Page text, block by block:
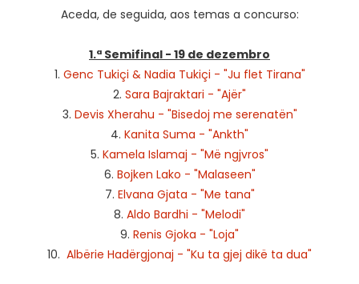
Aceda, de seguida, aos temas a concurso:
1.ª Semifinal - 19 de dezembro
1. Genc Tukiçi & Nadia Tukiçi - "Ju flet Tirana"
2. Sara Bajraktari - "Ajër"
3. Devis Xherahu - "Bisedoj me serenatën"
4. Kanita Suma - "Ankth"
5. Kamela Islamaj - "Më ngjvros"
6. Bojken Lako - "Malaseen"
7. Elvana Gjata - "Me tana"
8. Aldo Bardhi - "Melodi"
9. Renis Gjoka - "Loja"
10. Albërie Hadërgjonaj - "Ku ta gjej dikë ta dua"